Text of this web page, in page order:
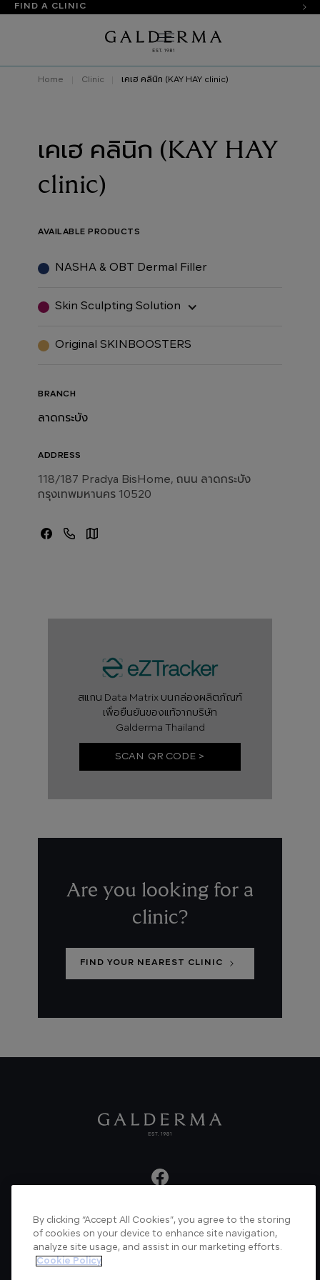
FIND A CLINIC
Home Clinic เคเฮ คลินิก (KAY HAY clinic)
เคเฮ คลินิก (KAY HAY
clinic)
AVAILABLE PRODUCTS
NASHA & OBT Dermal Filler
Skin Sculpting Solution
Original SKINBOOSTERS
BRANCH
ลาดกระบัง
ADDRESS
118/187 Pradya BisHome, ถนน ลาดกระบัง
กรุงเทพมหานคร 10520
สแกน Data Matrix บนกล่องผลิตภัณฑ์
เพื่อยืนยันของแท้จากบริษัท
Galderma Thailand
SCAN QR CODE >
Are you looking for a
clinic?
FIND YOUR NEAREST CLINIC
About us Articles News Videos
Verified Certificate Contact us
By clicking “Accept All Cookies”, you agree to the storing
of cookies on your device to enhance site navigation,
analyze site usage, and assist in our marketing efforts.
Cookie Policy